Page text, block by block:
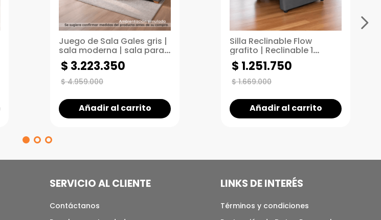
Juego de Sala Gales gris |
sala moderna | sala para
espacios pequeños
$ 4.959.000
$ 3.223.350
Añadir al carrito
Silla Reclinable Flow
grafito | Reclinable 1
puesto | Sistema Push arm
$ 1.669.000
$ 1.251.750
Añadir al carrito
SERVICIO AL CLIENTE
Contáctanos
LINKS DE INTERÉS
Términos y condiciones